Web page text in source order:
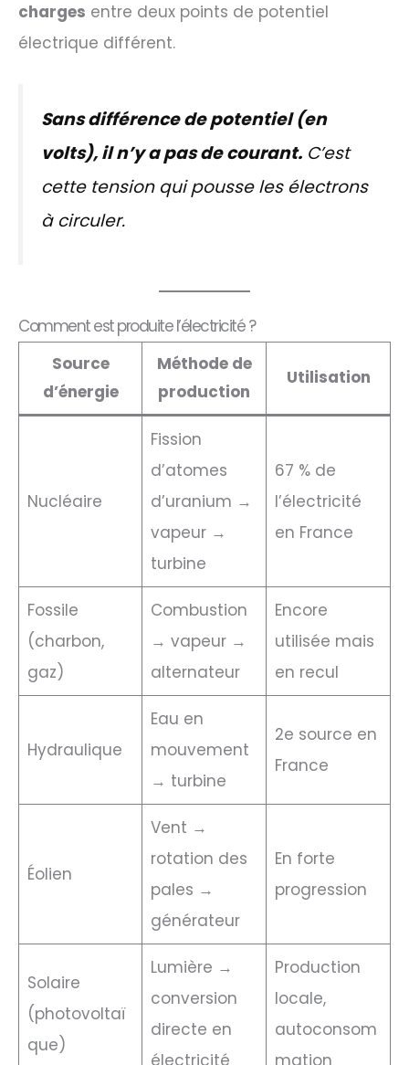
charges entre deux points de potentiel
électrique différent.
Sans différence de potentiel (en
volts), il n’y a pas de courant. C’est
cette tension qui pousse les électrons
à circuler.
Comment est produite l’électricité ?
Source
d’énergie
Méthode de
production
Utilisation
Nucléaire
Fission
d’atomes
d’uranium →
vapeur →
turbine
67 % de
l’électricité
en France
Fossile
(charbon,
gaz)
Combustion
→ vapeur →
alternateur
Encore
utilisée mais
en recul
Hydraulique
Eau en
mouvement
→ turbine
2e source en
France
Éolien
Vent →
rotation des
pales →
générateur
En forte
progression
Solaire
(photovoltaï
que)
Lumière →
conversion
directe en
électricité
Production
locale,
autoconsom
mation